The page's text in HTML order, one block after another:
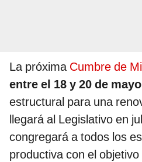
La próxima Cumbre de
entre el 18 y 20 de mayo
estructural para una
llegará al Legislativo en
congregará a todos los
productiva con el